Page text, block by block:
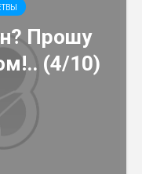
Прошу
(4/10)